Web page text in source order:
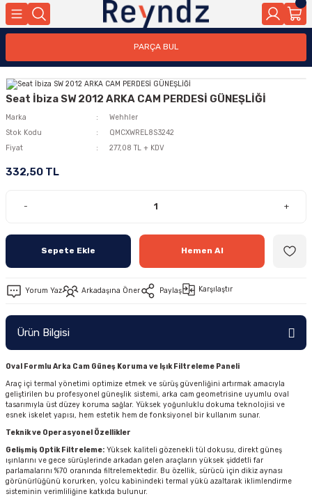
PARÇA BUL
Seat İbiza SW 2012 ARKA CAM PERDESİ GÜNEŞLİĞİ
Marka
Wehhler
Stok Kodu
QMCXWREL8S3242
Fiyat
277,08 TL + KDV
332,50 TL
- +
Sepete Ekle Hemen Al
Yorum Yaz Arkadaşına Öner Paylaş Karşılaştır
Ürün Bilgisi
Oval Formlu Arka Cam Güneş Koruma ve Işık Filtreleme Paneli
Araç içi termal yönetimi optimize etmek ve sürüş güvenliğini artırmak amacıyla
geliştirilen bu profesyonel güneşlik sistemi, arka cam geometrisine uyumlu oval
tasarımıyla üst düzey koruma sağlar. Yüksek yoğunluklu dokuma teknolojisi ve
esnek iskelet yapısı, hem estetik hem de fonksiyonel bir kullanım sunar.
Teknik ve Operasyonel Özellikler
Gelişmiş Optik Filtreleme: Yüksek kaliteli gözenekli tül dokusu, direkt güneş
ışınlarını ve gece sürüşlerinde arkadan gelen araçların yüksek şiddetli far
parlamalarını %70 oranında filtrelemektedir. Bu özellik, sürücü için dikiz aynası
görünürlüğünü korurken, yolcu kabinindeki termal yükü azaltarak iklimlendirme
sisteminin verimliliğine katkıda bulunur.